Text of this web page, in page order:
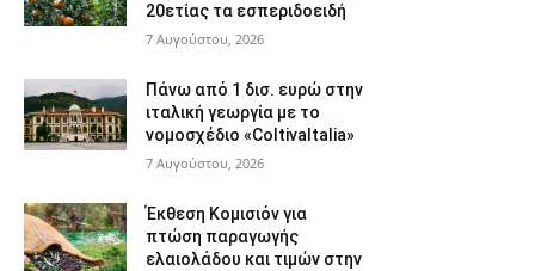
20ετίας τα εσπεριδοειδή
7 Αυγούστου, 2026
Πάνω από 1 δισ. ευρώ στην
ιταλική γεωργία με το
νομοσχέδιο «ColtivaItalia»
7 Αυγούστου, 2026
Έκθεση Κομισιόν για
πτώση παραγωγής
ελαιολάδου και τιμών στην